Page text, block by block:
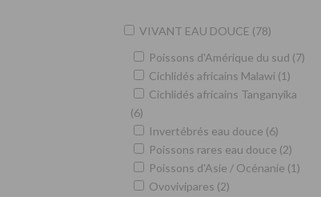
VIVANT EAU DOUCE (78)
Poissons d'Amérique du sud (7)
Cichlidés africains Malawi (1)
Cichlidés africains Tanganyika
(6)
Invertébrés eau douce (6)
Poissons rares eau douce (2)
Poissons d'Asie / Océnanie (1)
Ovovivipares (2)